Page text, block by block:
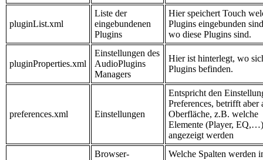
pluginList.xml
Liste der
eingebundenen
Plugins
Hier speichert Touch
Plugins eingebunden
wo diese Plugins sind.
pluginProperties.xml
Einstellungen des
AudioPlugins
Managers
Hier ist hinterlegt, wo
Plugins befinden.
preferences.xml Einstellungen
Entspricht den
Preferences, betrifft aber
Oberfläche, z.B. welche
Elemente (Player, EQ,…)
angezeigt werden
Browser-
Welche Spalten werden